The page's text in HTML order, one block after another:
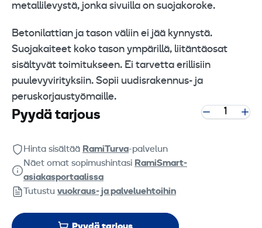
metallilevystä, jonka sivuilla on suojakoroke.
Betonilattian ja tason väliin ei jää kynnystä.
Suojakaiteet koko tason ympärillä, liitäntäosat
sisältyvät toimitukseen. Ei tarvetta erillisiin
puulevyvirityksiin. Sopii uudisrakennus- ja
peruskorjaustyömaille.
Pyydä tarjous
Hinta sisältää RamiTurva-palvelun
Näet omat sopimushintasi RamiSmart-
asiakasportaalissa
Tutustu vuokraus- ja palveluehtoihin